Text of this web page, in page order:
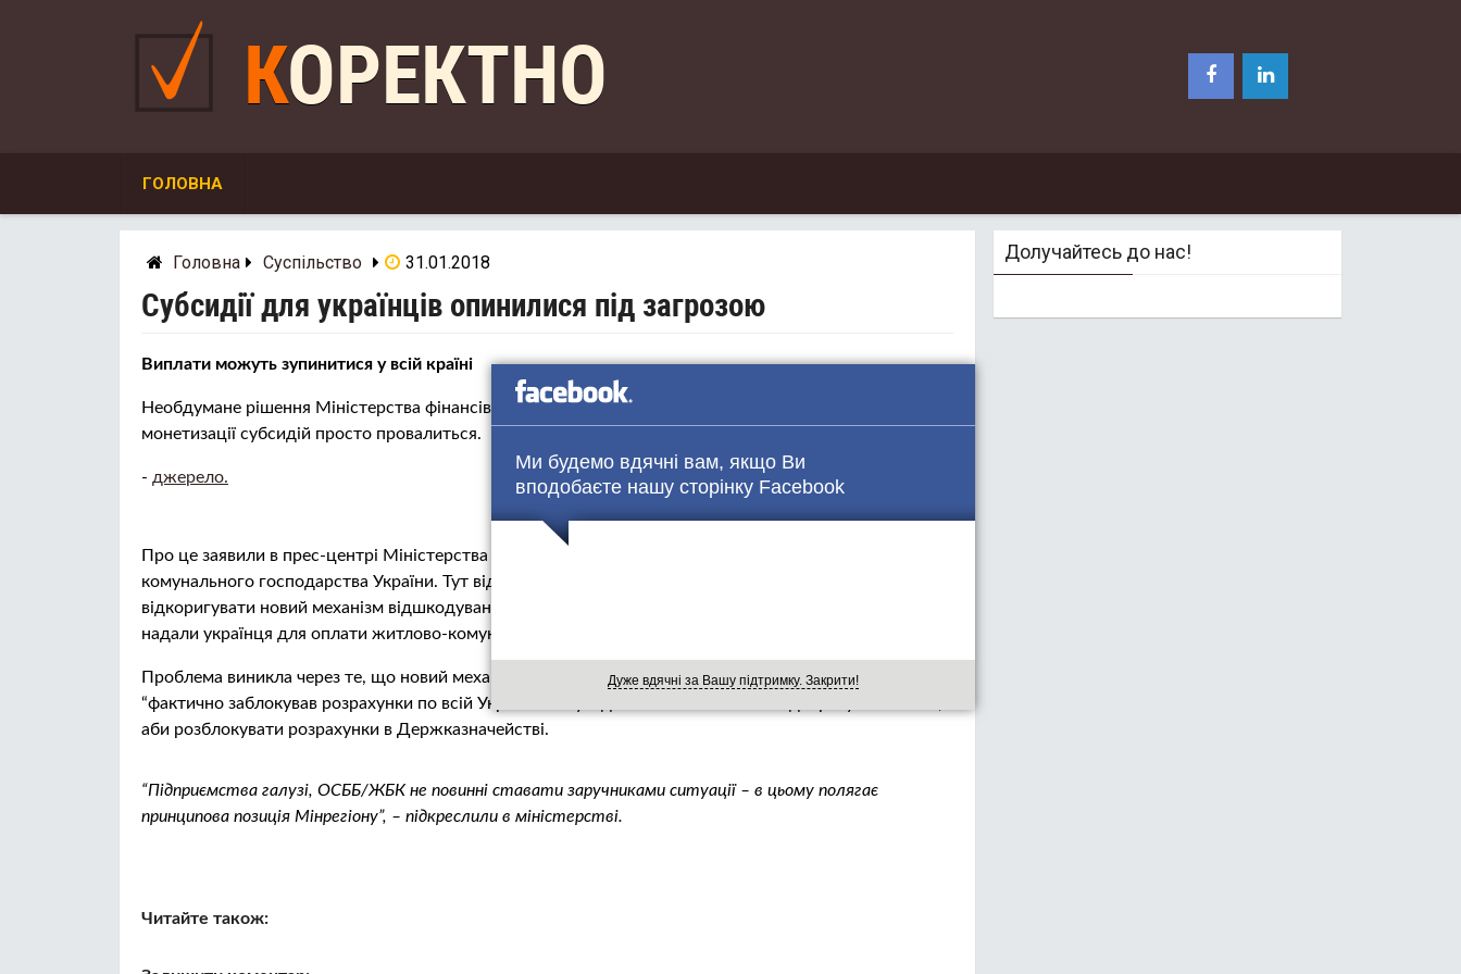
Ми будемо вдячні вам, якщо Ви
вподобаєте нашу сторінку Facebook
Дуже вдячні за Вашу підтримку. Закрити!
КОРЕКТНО
ГОЛОВНА
Головна Суспільство 31.01.2018
Субсидії для українців опинилися під загрозою
Виплати можуть зупинитися у всій країні
Необдумане рішення Міністерства фінансів може привести до того, що початковий етап
монетизації субсидій просто провалиться.
- джерело.
Про це заявили в прес-центрі Міністерства регіонального розвитку, будівництва та житлово-
комунального господарства України. Тут відзначають, що Мінфін повинен якомога швидше
відкоригувати новий механізм відшкодування пільг і субсидій підприємствам ЖКГ, ОСББ/ЖБК, які
надали українця для оплати житлово-комунальних послуг.
Проблема виникла через те, що новий механізм виплати субсидій, введений в дію наказом Мінфіну,
“фактично заблокував розрахунки по всій Україні”. Тому відомство має негайно відкоригувати наказ,
аби розблокувати розрахунки в Держказначействі.
“Підприємства галузі, ОСББ/ЖБК не повинні ставати заручниками ситуації – в цьому полягає
принципова позиція Мінрегіону”, – підкреслили в міністерстві.
Читайте також:
Долучайтесь до нас!